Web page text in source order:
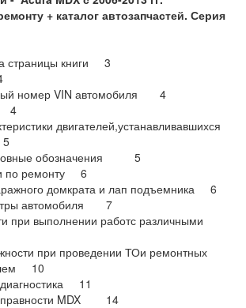
+ каталог автозапчастей. Серия
страницы книги 3
номер VIN автомобиля 4
4
двигателей,устанавливавшихся
обозначения 5
по ремонту 6
домкрата и лап подъемника 6
автомобиля 7
при выполнении работс различными
при проведении ТОи ремонтных
10
11
MDX 14